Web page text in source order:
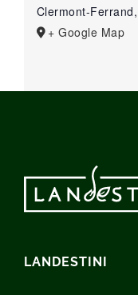
Clermont-Ferrand,
+ Google Map
LANDESTINI